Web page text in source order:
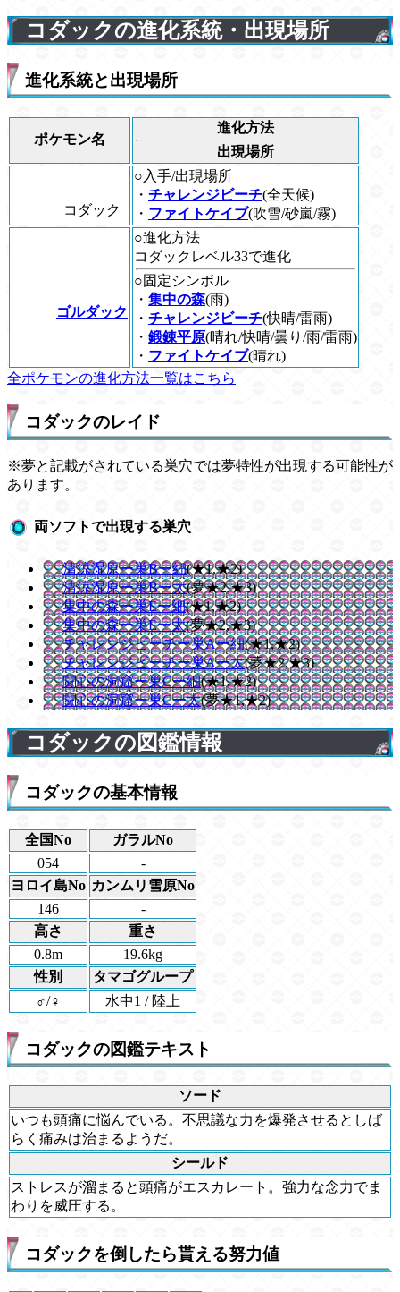
コダックの進化系統・出現場所
進化系統と出現場所
ポケモン名
進化方法
出現場所
コダック
○入手/出現場所
・ チャレンジビーチ(全天候)
・ ファイトケイブ(吹雪/砂嵐/霧)
ゴルダック
○進化方法
コダックレベル33で進化
○固定シンボル
・ 集中の森(雨)
・ チャレンジビーチ(快晴/雷雨)
・ 鍛錬平原(晴れ/快晴/曇り/雨/雷雨)
・ ファイトケイブ(晴れ)
全ポケモンの進化方法一覧はこちら
コダックのレイド
※夢と記載がされている巣穴では夢特性が出現する可能性が
あります。
両ソフトで出現する巣穴
清涼湿原ー巣Bー細(★1,★2)
清涼湿原ー巣Bー太(夢★2,★3)
集中の森ー巣Eー細(★1,★2)
集中の森ー巣Eー太(夢★2,★3)
チャレンジビーチー巣Aー細(★1,★2)
チャレンジビーチー巣Aー太(夢★2,★3)
闘心の洞窟ー巣Cー細(★1,★2)
闘心の洞窟ー巣Cー太(夢★1,★2)
コダックの図鑑情報
コダックの基本情報
全国No
ガラルNo
054
-
ヨロイ島No カンムリ雪原No
146
-
高さ
重さ
0.8m
19.6kg
性別
タマゴグループ
♂/♀
水中1 / 陸上
コダックの図鑑テキスト
ソード
いつも頭痛に悩んでいる。不思議な力を爆発させるとしば
らく痛みは治まるようだ。
シールド
ストレスが溜まると頭痛がエスカレート。強力な念力でま
わりを威圧する。
コダックを倒したら貰える努力値